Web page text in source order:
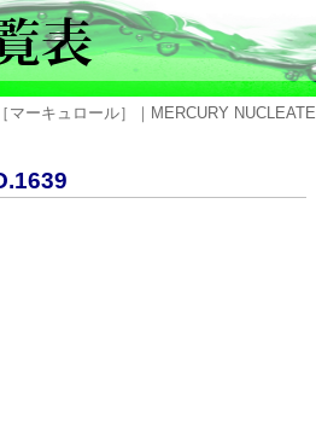
マーキュロール］｜MERCURY NUCLEATE